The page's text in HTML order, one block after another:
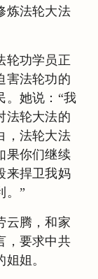
炼法轮大法
轮功学员正
害法轮功的
。她说：“我
法轮大法的
，法轮大法
果你们继续
来捍卫我妈
。”
云腾，和家
，要求中共
姐。